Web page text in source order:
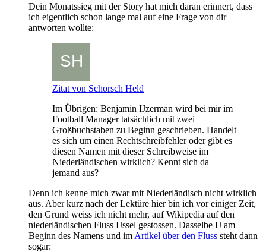
Dein Monatssieg mit der Story hat mich daran erinnert, dass
ich eigentlich schon lange mal auf eine Frage von dir
antworten wollte:
Zitat von Schorsch Held
Im Übrigen: Benjamin IJzerman wird bei mir im
Football Manager tatsächlich mit zwei
Großbuchstaben zu Beginn geschrieben. Handelt
es sich um einen Rechtschreibfehler oder gibt es
diesen Namen mit dieser Schreibweise im
Niederländischen wirklich? Kennt sich da
jemand aus?
Denn ich kenne mich zwar mit Niederländisch nicht wirklich
aus. Aber kurz nach der Lektüre hier bin ich vor einiger Zeit,
den Grund weiss ich nicht mehr, auf Wikipedia auf den
niederländischen Fluss IJssel gestossen. Dasselbe IJ am
Beginn des Namens und im Artikel über den Fluss steht dann
sogar: